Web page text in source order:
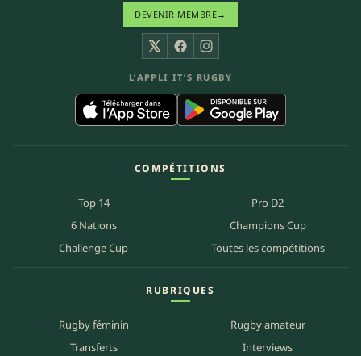
DEVENIR MEMBRE→
X FacebookInstagram
L’APPLI IT’S RUGBY
COMPÉTITIONS
Top 14
Pro D2
6 Nations
Champions Cup
Challenge Cup
Toutes les compétitions
RUBRIQUES
Rugby féminin
Rugby amateur
Transferts
Interviews